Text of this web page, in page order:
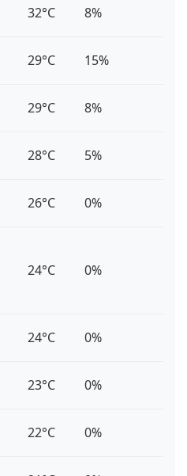
32°C 8%
29°C 15%
29°C 8%
28°C 5%
26°C 0%
24°C 0%
24°C 0%
23°C 0%
22°C 0%